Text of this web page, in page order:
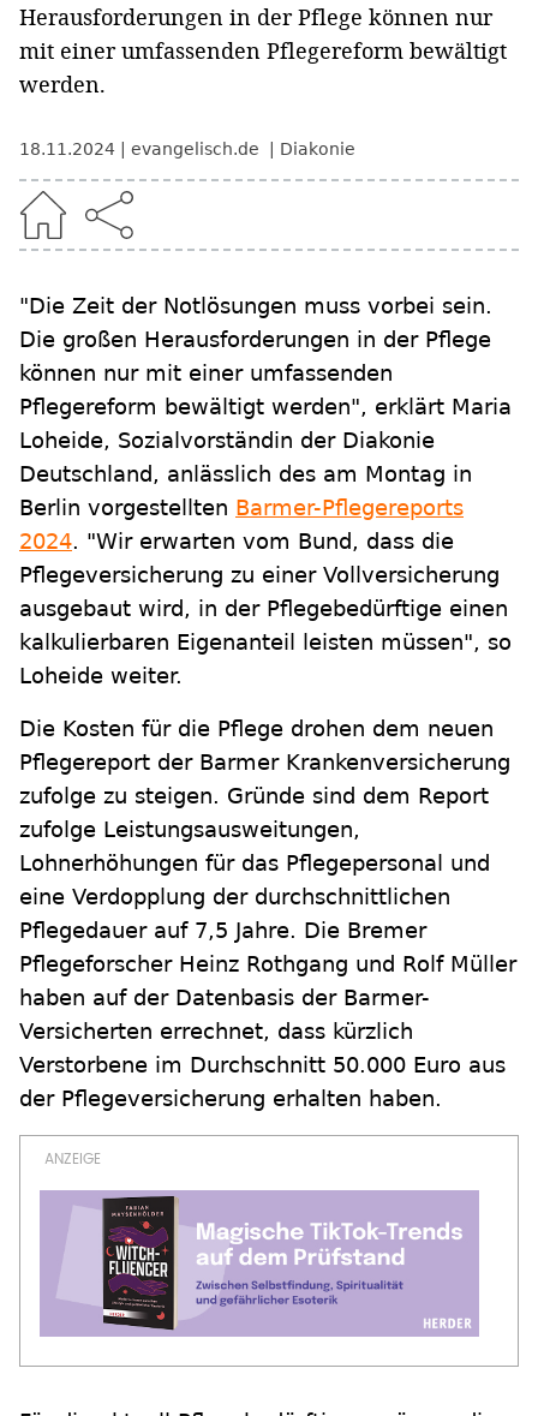
Herausforderungen in der Pflege können nur
mit einer umfassenden Pflegereform bewältigt
werden.
18.11.2024 evangelisch.de Diakonie
"Die Zeit der Notlösungen muss vorbei sein.
Die großen Herausforderungen in der Pflege
können nur mit einer umfassenden
Pflegereform bewältigt werden", erklärt Maria
Loheide, Sozialvorständin der Diakonie
Deutschland, anlässlich des am Montag in
Berlin vorgestellten Barmer-Pflegereports
2024. "Wir erwarten vom Bund, dass die
Pflegeversicherung zu einer Vollversicherung
ausgebaut wird, in der Pflegebedürftige einen
kalkulierbaren Eigenanteil leisten müssen", so
Loheide weiter.
Die Kosten für die Pflege drohen dem neuen
Pflegereport der Barmer Krankenversicherung
zufolge zu steigen. Gründe sind dem Report
zufolge Leistungsausweitungen,
Lohnerhöhungen für das Pflegepersonal und
eine Verdopplung der durchschnittlichen
Pflegedauer auf 7,5 Jahre. Die Bremer
Pflegeforscher Heinz Rothgang und Rolf Müller
haben auf der Datenbasis der Barmer-
Versicherten errechnet, dass kürzlich
Verstorbene im Durchschnitt 50.000 Euro aus
der Pflegeversicherung erhalten haben.